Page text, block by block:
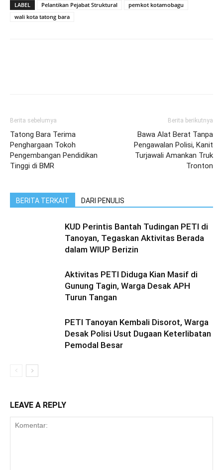
LABEL Pelantikan Pejabat Struktural
pemkot kotamobagu
wali kota tatong bara
Berita sebelumya
Tatong Bara Terima
Penghargaan Tokoh
Pengembangan Pendidikan
Tinggi di BMR
Berita berikutnya
Bawa Alat Berat Tanpa
Pengawalan Polisi, Kanit
Turjawali Amankan Truk
Tronton
BERITA TERKAIT DARI PENULIS
KUD Perintis Bantah Tudingan PETI di
Tanoyan, Tegaskan Aktivitas Berada
dalam WIUP Berizin
Aktivitas PETI Diduga Kian Masif di
Gunung Tagin, Warga Desak APH
Turun Tangan
PETI Tanoyan Kembali Disorot, Warga
Desak Polisi Usut Dugaan Keterlibatan
Pemodal Besar
LEAVE A REPLY